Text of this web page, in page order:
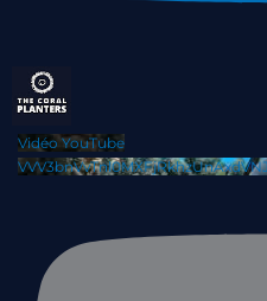
Vidéo YouTube